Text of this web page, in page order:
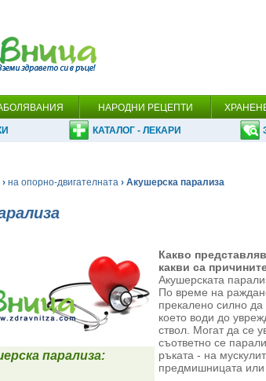
НАРОДНИ РЕЦЕПТИ
КАТАЛОГ - ЛЕКАРИ
› на опорно-двигателната › Акушерска парализа
парализа:
Какво
какви са
Акушерската
По време на
прекалено силно да
което води до
ствол. Могат да се
съответно се
ръката - на
предмишницата или